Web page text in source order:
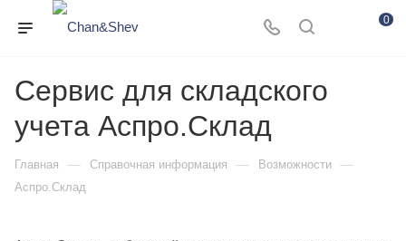
0
Сервис для складского
учета Аспро.Склад
Главная — Справочная информация — Возможности —
Аспро.Склад